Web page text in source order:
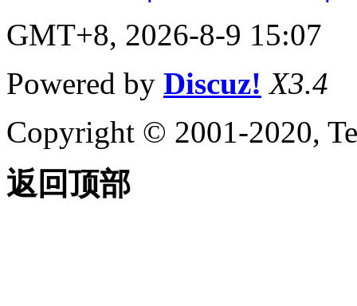
GMT+8, 2026-8-9 15:07
Powered by Discuz! X3.4
Copyright © 2001-2020,
返回顶部